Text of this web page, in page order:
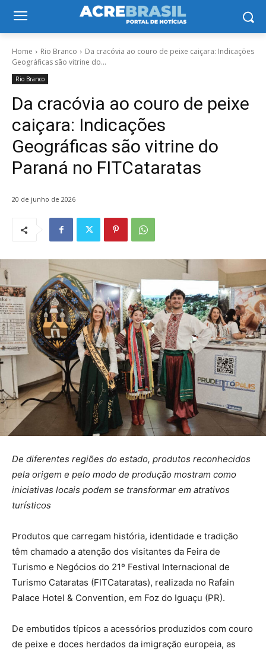
Home Rio Branco
Da cracóvia ao couro de peixe caiçara: Indicações
Geográficas são vitrine do...
Rio Branco
Da cracóvia ao couro de peixe
caiçara: Indicações
Geográficas são vitrine do
Paraná no FITCataratas
20 de junho de 2026
De diferentes regiões do estado, produtos reconhecidos
pela origem e pelo modo de produção mostram como
iniciativas locais podem se transformar em atrativos
turísticos
Produtos que carregam história, identidade e tradição
têm chamado a atenção dos visitantes da Feira de
Turismo e Negócios do 21º Festival Internacional de
Turismo Cataratas (FITCataratas), realizada no Rafain
Palace Hotel & Convention, em Foz do Iguaçu (PR).
De embutidos típicos a acessórios produzidos com couro
de peixe e doces herdados da imigração europeia, as